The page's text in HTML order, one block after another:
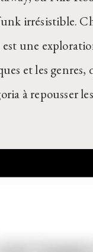
irrésistible.
une
et les
à repousser